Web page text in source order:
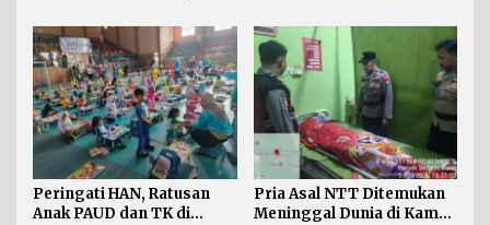
Merah Putih 81 Meter
Dibentangkan di Sebatik
Peringati HAN, Ratusan
Anak PAUD dan TK di
Pria Asal NTT Ditemukan
Meninggal Dunia di Kamar